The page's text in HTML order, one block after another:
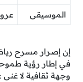
الموسيقى
إن إصرار مسرح
في إطار رؤية
وجهة ثقافية لا غنى